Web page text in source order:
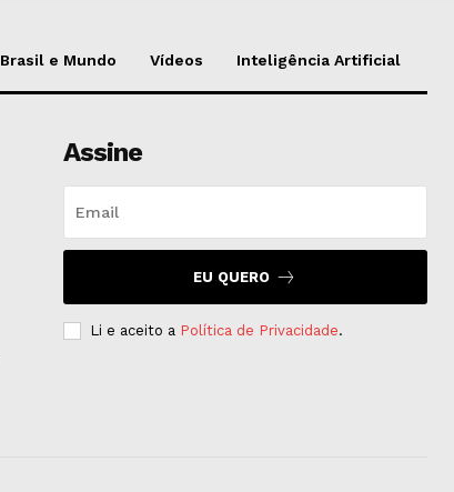
Brasil e Mundo Vídeos Inteligência Artificial
Assine
EU QUERO
Li e aceito a Política de Privacidade.